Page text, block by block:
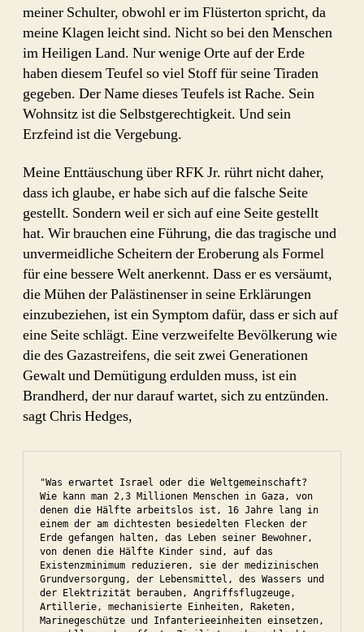
meiner Schulter, obwohl er im Flüsterton spricht, da
meine Klagen leicht sind. Nicht so bei den Menschen
im Heiligen Land. Nur wenige Orte auf der Erde
haben diesem Teufel so viel Stoff für seine Tiraden
gegeben. Der Name dieses Teufels ist Rache. Sein
Wohnsitz ist die Selbstgerechtigkeit. Und sein
Erzfeind ist die Vergebung.
Meine Enttäuschung über RFK Jr. rührt nicht daher,
dass ich glaube, er habe sich auf die falsche Seite
gestellt. Sondern weil er sich auf eine Seite gestellt
hat. Wir brauchen eine Führung, die das tragische und
unvermeidliche Scheitern der Eroberung als Formel
für eine bessere Welt anerkennt. Dass er es versäumt,
die Mühen der Palästinenser in seine Erklärungen
einzubeziehen, ist ein Symptom dafür, dass er sich auf
eine Seite schlägt. Eine verzweifelte Bevölkerung wie
die des Gazastreifens, die seit zwei Generationen
Gewalt und Demütigung erdulden muss, ist ein
Brandherd, der nur darauf wartet, sich zu entzünden.
sagt Chris Hedges,
"Was erwartet Israel oder die Weltgemeinschaft?
Wie kann man 2,3 Millionen Menschen in Gaza, von
denen die Hälfte arbeitslos ist, 16 Jahre lang in
einem der am dichtesten besiedelten Flecken der
Erde gefangen halten, das Leben seiner Bewohner,
von denen die Hälfte Kinder sind, auf das
Existenzminimum reduzieren, sie der medizinischen
Grundversorgung, der Lebensmittel, des Wassers und
der Elektrizität berauben, Angriffsflugzeuge,
Artillerie, mechanisierte Einheiten, Raketen,
Marinegeschütze und Infanterieeinheiten einsetzen,